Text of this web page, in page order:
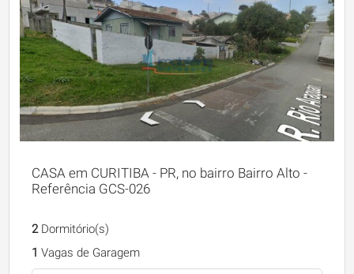
CASA em CURITIBA - PR, no bairro Bairro Alto -
Referência GCS-026
2Dormitório(s)
1 Vagas de Garagem